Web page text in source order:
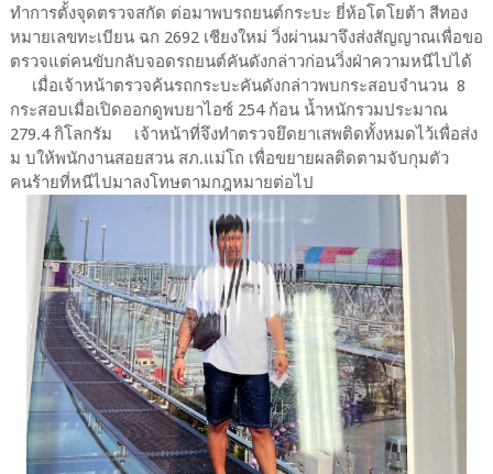
ทำการตั้งจุดตรวจสกัด ต่อมาพบรถยนต์กระบะ ยี่ห้อโตโยต้า สีทอง
หมายเลขทะเบียน ฉก 2692 เชียงใหม่ วิ่งผ่านมาจึงส่งสัญญาณเพื่อขอ
ตรวจแต่คนขับกลับจอดรถยนต์คันดังกล่าวก่อนวิ่งฝ่าความหนีไปได้
เมื่อเจ้าหน้าตรวจค้นรถกระบะคันดังกล่าวพบกระสอบจำนวน 8
กระสอบเมื่อเปิดออกดูพบยาไอซ์ 254 ก้อน น้ำหนักรวมประมาณ
279.4 กิโลกรัม เจ้าหน้าที่จึงทำตรวจยึดยาเสพติดทั้งหมดไว้เพื่อส่ง
ม บให้พนักงานสอยสวน สภ.แม่โถ เพื่อขยายผลติดตามจับกุมตัว
คนร้ายที่หนีไปมาลงโทษตามกฎหมายต่อไป